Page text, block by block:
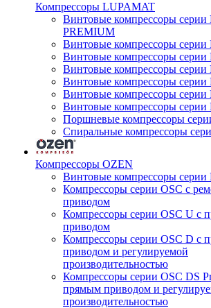
Компрессоры LUPAMAT
Винтовые компрессоры
PREMIUM
Винтовые компрессоры
Винтовые компрессоры
Винтовые компрессоры серии
Винтовые компрессоры серии
Винтовые компрессоры серии
Винтовые компрессоры
Поршневые компрессоры
Спиральные компрессоры
Компрессоры OZEN
Винтовые компрессоры серии
Компрессоры серии OSC с
приводом
Компрессоры серии OSC U с
приводом
Компрессоры серии OSC D с
приводом и регулируемой
производительностью
Компрессоры серии OSC DS
прямым приводом и
производительностью